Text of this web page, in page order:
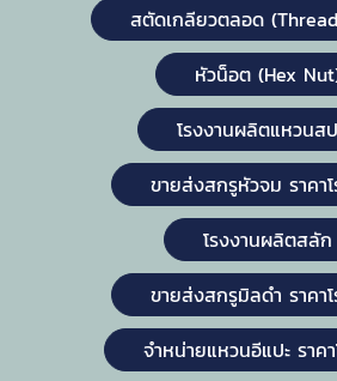
สตัดเกลียวตลอด
หัวน็อต (Hex
โรงงานผลิตแหวนส
ขายส่งสกรูหัวจม ราคา
โรงงานผลิตสลัก
ขายส่งสกรูมิลดำ ราคา
จำหน่ายแหวนอีแปะ ราค